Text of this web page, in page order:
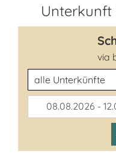
Unterkunft
via
Unterkunftsart
08.08.2026 -